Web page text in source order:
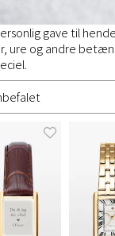
gave til
ure og andre